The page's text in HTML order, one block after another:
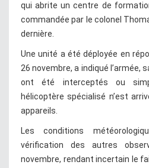
qui abrite un centre de
commandée par le colonel
dernière.
Une unité a été déployée en
26 novembre, a indiqué l’armée,
ont été interceptés ou
hélicoptère spécialisé n’est
appareils.
Les conditions
vérification des autres
novembre, rendant incertain le